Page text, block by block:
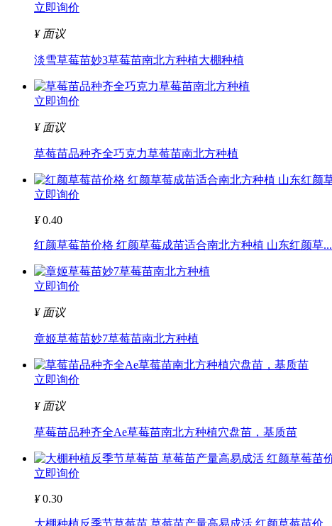
立即询价
¥ 面议
淡雪草莓苗妙3草莓苗南北方种植大棚种植
立即询价
¥ 面议
草莓苗品种齐全巧克力草莓苗南北方种植
立即询价
¥0.40
红颜草莓苗价格 红颜草莓成苗适合南北方种植 山东红颜草...
立即询价
¥ 面议
章姬草莓苗妙7草莓苗南北方种植
立即询价
¥ 面议
草莓苗品种齐全Ae草莓苗南北方种植穴盘苗，基质苗
立即询价
¥0.30
大棚种植反季节草莓苗 草莓苗产量高易成活 红颜草莓苗价...